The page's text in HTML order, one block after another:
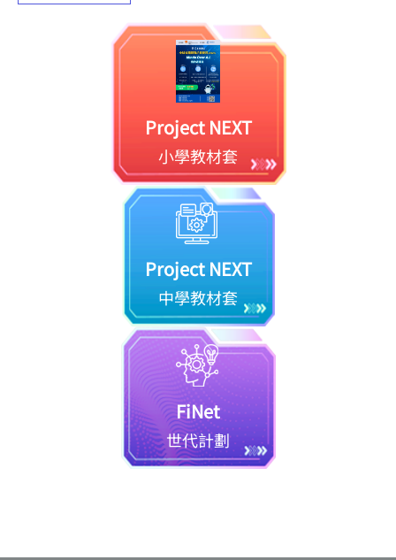
Project NEXT
小學教材套
Project NEXT
中學教材套
FiNet
世代計劃